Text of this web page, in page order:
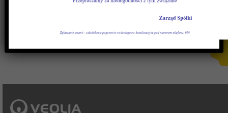
dostarczonej przez PWiK Sp. z o.o. w Tarnowskich
Górach mieszkańcom Gminy Tarnowskie